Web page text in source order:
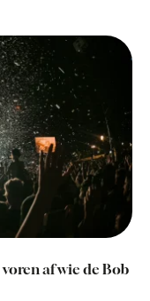
af wie de Bob